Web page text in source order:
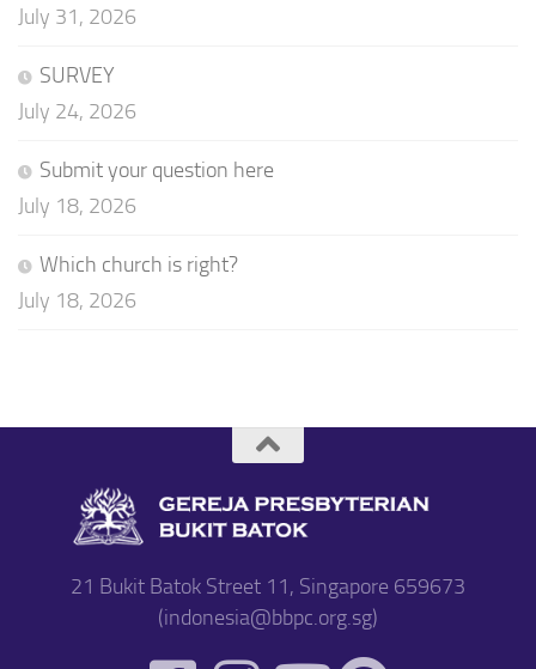
July 31, 2026
SURVEY
July 24, 2026
Submit your question here
July 18, 2026
Which church is right?
July 18, 2026
21 Bukit Batok Street 11, Singapore 659673
(indonesia@bbpc.org.sg)